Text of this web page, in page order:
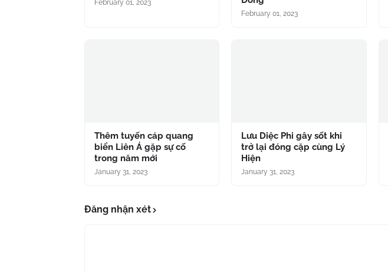
February 01, 2023
February 01, 2023
Thêm tuyến cáp quang
biển Liên Á gặp sự cố
trong năm mới
January 31, 2023
Lưu Diệc Phi gây sốt khi
trở lại đóng cặp cùng Lý
Hiện
January 31, 2023
Đăng nhận xét